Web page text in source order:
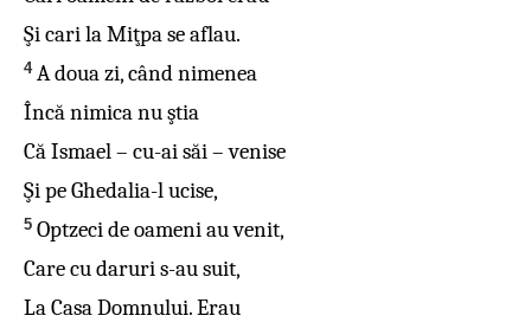
Şi cari la Miţpa se aflau.
4 A doua zi, când nimenea
Încă nimica nu ştia
Că Ismael – cu-ai săi – venise
Şi pe Ghedalia-l ucise,
5 Optzeci de oameni au venit,
Care cu daruri s-au suit,
La Casa Domnului. Erau